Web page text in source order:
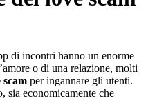
di incontri hanno un enorme
o di una relazione, molti
scam per ingannare gli utenti.
sia economicamente che